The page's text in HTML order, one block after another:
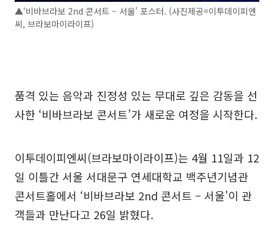
▲‘비바브라보 2nd 콘서트 – 서울' 포스터. (사진제공=이투데이피엔
씨, 브라보마이라이프)
품격 있는 음악과 진정성 있는 무대로 깊은 감동을 선
사한 ‘비바브라보 콘서트’가 새로운 여정을 시작한다.
이투데이피엔씨(브라보마이라이프)는 4월 11일과 12
일 이틀간 서울 서대문구 연세대학교 백주년기념관
콘서트홀에서 ‘비바브라보 2nd 콘서트 – 서울'이 관
객들과 만난다고 26일 밝혔다.